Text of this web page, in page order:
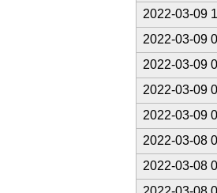
2022-03-09
2022-03-09
2022-03-09
2022-03-09
2022-03-09
2022-03-08
2022-03-08